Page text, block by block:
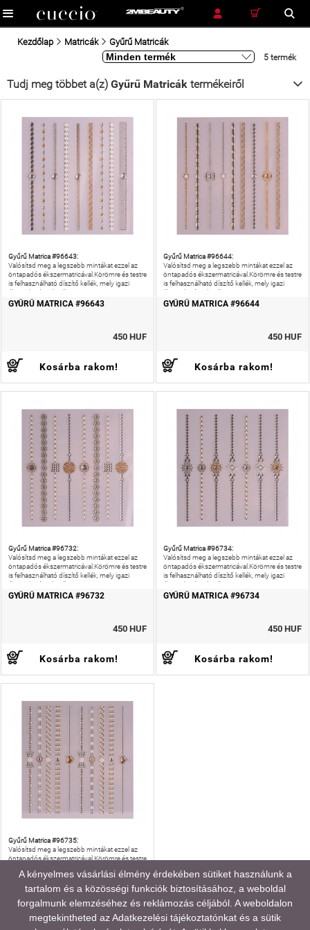
RÉSZLETES KERESÉS
Kezdőlap Matricák Gyűrű Matricák
5 termék
Tudj meg többet a(z) Gyűrű Matricák termékeiről
Gyűrű Matrica #96643:
Valósítsd meg a legszebb mintákat ezzel az
öntapadós ékszermatricával.Körömre és testre
is felhasználható díszítő kellék, mely igazi
ékszer hatással csillog.
GYŰRŰ MATRICA #96643
450 HUF
Kosárba rakom!
Gyűrű Matrica #96644:
Valósítsd meg a legszebb mintákat ezzel az
öntapadós ékszermatricával.Körömre és testre
is felhasználható díszítő kellék, mely igazi
ékszer hatással csillog.
GYŰRŰ MATRICA #96644
450 HUF
Kosárba rakom!
Gyűrű Matrica #96732:
Valósítsd meg a legszebb mintákat ezzel az
öntapadós ékszermatricával.Körömre és testre
is felhasználható díszítő kellék, mely igazi
ékszer hatással csillog.
GYŰRŰ MATRICA #96732
450 HUF
Kosárba rakom!
Gyűrű Matrica #96734:
Valósítsd meg a legszebb mintákat ezzel az
öntapadós ékszermatricával.Körömre és testre
is felhasználható díszítő kellék, mely igazi
ékszer hatással csillog.
GYŰRŰ MATRICA #96734
450 HUF
Kosárba rakom!
Gyűrű Matrica #96735:
Valósítsd meg a legszebb mintákat ezzel az
öntapadós ékszermatricával.Körömre és testre
ékszer hatással csillog.
GYŰRŰ MATRICA #96735
450 HUF
A kényelmes vásárlási élmény érdekében sütiket használunk a
tartalom és a közösségi funkciók biztosításához, a weboldal
forgalmunk elemzéséhez és reklámozás céljából. A weboldalon
megtekintheted azAdatkezelési tájékoztatónkat és a sütik